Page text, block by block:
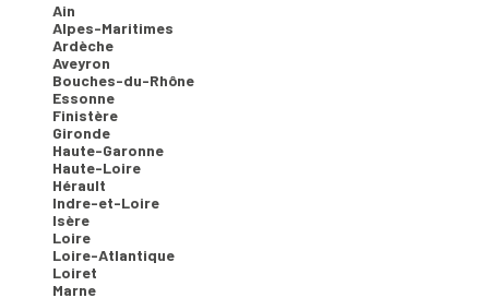
Ain
Alpes-Maritimes
Ardèche
Aveyron
Bouches-du-Rhône
Essonne
Finistère
Gironde
Haute-Garonne
Haute-Loire
Hérault
Indre-et-Loire
Isère
Loire
Loire-Atlantique
Loiret
Marne